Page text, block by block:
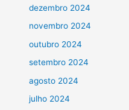
dezembro 2024
novembro 2024
outubro 2024
setembro 2024
agosto 2024
julho 2024